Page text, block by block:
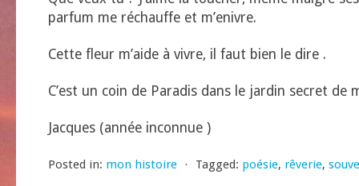
parfum me réchauffe et m’enivre.
Cette fleur m’aide à vivre, il faut bien le dire .
C’est un coin de Paradis dans le jardin secret de
Jacques (année inconnue )
Posted in: mon histoire ⋅ Tagged: poésie, rêverie,